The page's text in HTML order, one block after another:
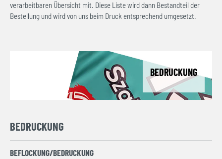
verarbeitbaren Übersicht mit. Diese Liste wird dann Bestandteil der
Bestellung und wird von uns beim Druck entsprechend umgesetzt.
BEDRUCKUNG
BEDRUCKUNG
BEFLOCKUNG/BEDRUCKUNG